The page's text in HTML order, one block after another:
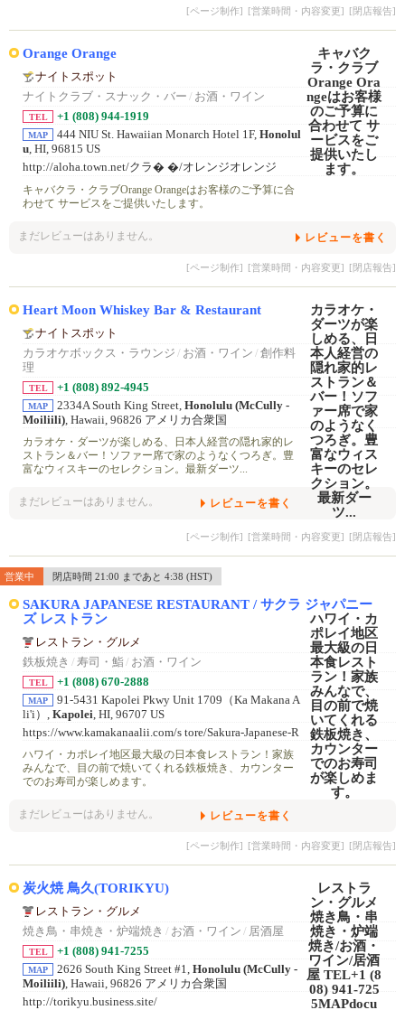
[ページ制作] [営業時間・内容変更] [閉店報告]
Orange Orange
ナイトスポット
ナイトクラブ・スナック・バー / お酒・ワイン
TEL +1 (808) 944-1919
MAP 444 NIU St. Hawaiian Monarch Hotel 1F, Honolul
u, HI, 96815 US
http://aloha.town.net/クラ� �/オレンジオレンジ
キャバクラ・クラブOrange Orangeはお客様のご予算に合
わせて サービスをご提供いたします。
まだレビューはありません。 レビューを書く
[ページ制作] [営業時間・内容変更] [閉店報告]
Heart Moon Whiskey Bar & Restaurant
ナイトスポット
カラオケボックス・ラウンジ / お酒・ワイン / 創作料
理
TEL +1 (808) 892-4945
MAP 2334A South King Street, Honolulu (McCully -
Moiliili) , Hawaii, 96826 アメリカ合衆国
カラオケ・ダーツが楽しめる、日本人経営の隠れ家的レ
ストラン＆バー！ソファー席で家のようなくつろぎ。豊
富なウィスキーのセレクション。最新ダーツ...
まだレビューはありません。 レビューを書く
[ページ制作] [営業時間・内容変更] [閉店報告]
営業中 閉店時間 21:00 まであと 4:38 (HST)
SAKURA JAPANESE RESTAURANT / サクラ ジャパニー
ズ レストラン
レストラン・グルメ
鉄板焼き / 寿司・鮨/ お酒・ワイン
TEL +1 (808) 670-2888
MAP
91-5431 Kapolei Pkwy Unit 1709（Ka Makana A
li'i）, Kapolei , HI, 96707 US
https://www.kamakanaalii.com/s tore/Sakura-Japanese-R
estauran t/2138967248/
ハワイ・カポレイ地区最大級の日本食レストラン！家族
みんなで、目の前で焼いてくれる鉄板焼き、カウンター
でのお寿司が楽しめます。
まだレビューはありません。 レビューを書く
[ページ制作] [営業時間・内容変更] [閉店報告]
炭火焼 鳥久(TORIKYU)
レストラン・グルメ
焼き鳥・串焼き・炉端焼き / お酒・ワイン / 居酒屋
TEL +1 (808) 941-7255
MAP 2626 South King Street #1, Honolulu (McCully -
Moiliili), Hawaii, 96826 アメリカ合衆国
http://torikyu.business.site/